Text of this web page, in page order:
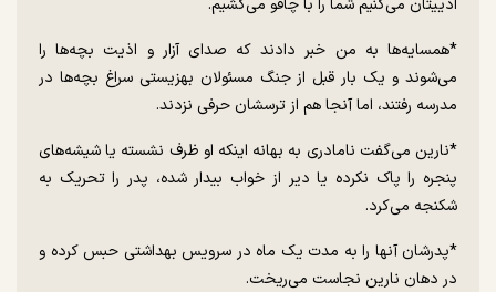
اذییتان می‌کنیم شما را با چاقو می‌کشیم.
*همسایه‌ها به من خبر دادند که صدای آزار و اذیت بچه‌ها را
می‌شوند و یک بار قبل از جنگ مسئولان بهزیستی سراغ بچه‌ها در
مدرسه رفتند، اما آنجا هم از ترسشان حرفی نزدند.
*نارین می‌گفت نامادری به بهانه اینکه او ظرف نشسته یا شیشه‌های
پنجره را پاک نکرده یا دیر از خواب بیدار شده، پدر را تحریک به
شکنجه می‌کرد.
*پدرشان آنها را به مدت یک ماه در سرویس بهداشتی حبس کرده و
در دهان نارین نجاست می‌ریخت.